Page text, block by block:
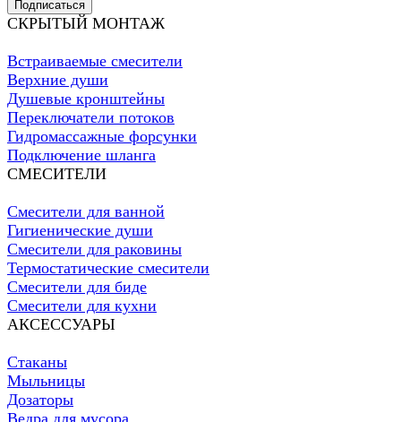
Подписаться
СКРЫТЫЙ МОНТАЖ
Встраиваемые смесители
Верхние души
Душевые кронштейны
Переключатели потоков
Гидромассажные форсунки
Подключение шланга
СМЕСИТЕЛИ
Смесители для ванной
Гигиенические души
Смесители для раковины
Термостатические смесители
Смесители для биде
Смесители для кухни
АКСЕССУАРЫ
Стаканы
Мыльницы
Дозаторы